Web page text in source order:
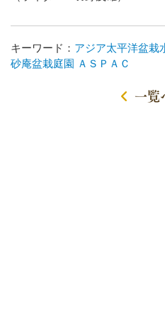
キーワード： アジア太平洋盆栽
砂庵盆栽庭園 ＡＳＰＡＣ
一覧